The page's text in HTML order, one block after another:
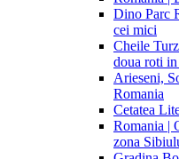
Dino Parc
cei mici
Cheile
doua roti
Arieseni,
Romania
Cetatea
Romania |
zona